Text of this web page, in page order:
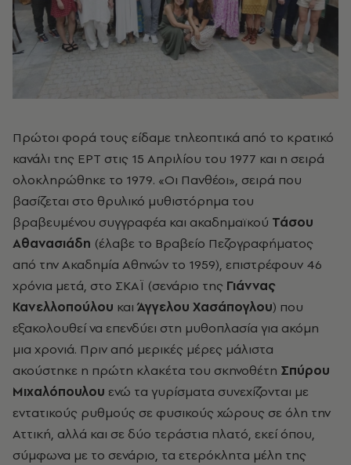
Πρώτοι φορά τους είδαμε τηλεοπτικά από το κρατικό
κανάλι της ΕΡΤ στις 15 Απριλίου του 1977 και η σειρά
ολοκληρώθηκε το 1979. «Οι Πανθέοι», σειρά που
βασίζεται στο θρυλικό μυθιστόρημα του
βραβευμένου συγγραφέα και ακαδημαϊκού Τάσου
Αθανασιάδη (έλαβε το Βραβείο Πεζογραφήματος
από την Ακαδημία Αθηνών το 1959), επιστρέφουν 46
χρόνια μετά, στο ΣΚΑΪ (σενάριο της Γιάννας
Κανελλοπούλου και Άγγελου Χασάπογλου) που
εξακολουθεί να επενδύει στη μυθοπλασία για ακόμη
μια χρονιά. Πριν από μερικές μέρες μάλιστα
ακούστηκε η πρώτη κλακέτα του σκηνοθέτη Σπύρου
Μιχαλόπουλου ενώ τα γυρίσματα συνεχίζονται με
εντατικούς ρυθμούς σε φυσικούς χώρους σε όλη την
Αττική, αλλά και σε δύο τεράστια πλατό, εκεί όπου,
σύμφωνα με το σενάριο, τα ετερόκλητα μέλη της